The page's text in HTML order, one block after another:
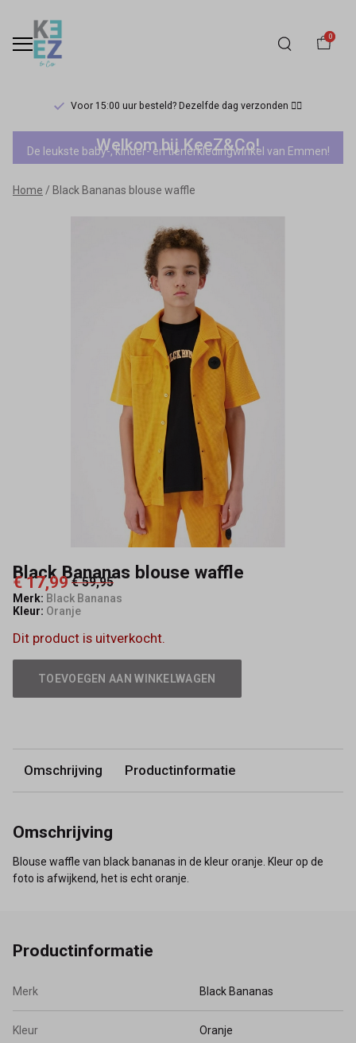
0
Voor 15:00 uur besteld? Dezelfde dag verzonden 🏃‍♀️
Black
Bananas
blouse
Welkom bij KeeZ&Co!
De leukste baby-, kinder- en tienerkledingwinkel van Emmen!
Home Black Bananas blouse waffle
Black Bananas blouse waffle
€ 17,99 € 59,95
Merk: Black Bananas
Kleur: Oranje
Dit product is uitverkocht.
TOEVOEGEN AAN WINKELWAGEN
Omschrijving Productinformatie
Omschrijving
Blouse waffle van black bananas in de kleur oranje. Kleur op de
foto is afwijkend, het is echt oranje.
Productinformatie
Merk Black Bananas
Kleur Oranje